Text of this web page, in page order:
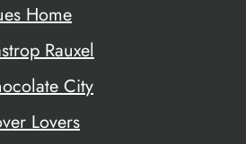
Home
Rauxel
City
Lovers